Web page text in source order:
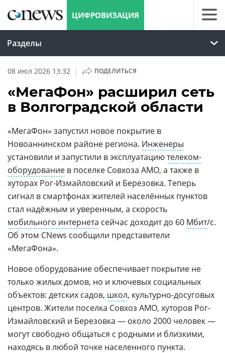
ЦИФРОВИЗАЦИЯ
Разделы
08 июл 2026 13:32 | ПОДЕЛИТЬСЯ
«МегаФон» расширил сеть
в Волгоградской области
«МегаФон» запустил новое покрытие в
Новоаннинском районе региона. Инженеры
установили и запустили в эксплуатациютелеком-
оборудование в поселке Совхоза АМО, а также в
хуторах Рог-Измайловский и Березовка. Теперь
сигнал в смартфонах жителей населённых пунктов
стал надёжным и уверенным, а скорость
мобильного интернета сейчас доходит до 60 Мбит/с.
Об этом CNews сообщили представители
«МегаФона».
Новое оборудование обеспечивает покрытие не
только жилых домов, но и ключевых социальных
объектов: детских садов, школ, культурно-досуговых
центров. Жители поселка Совхоз АМО, хуторов Рог-
Измайловский и Березовка — около 2000 человек —
могут свободно общаться с родными и близкими,
находясь в любой точке населенного пункта.